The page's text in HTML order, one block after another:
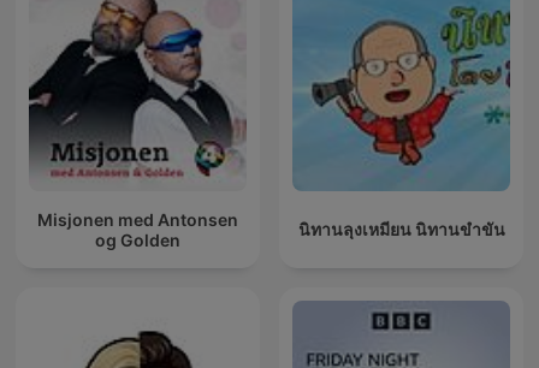
Misjonen med Antonsen
og Golden
นิทานลุงเหมียน นิทานขำขัน